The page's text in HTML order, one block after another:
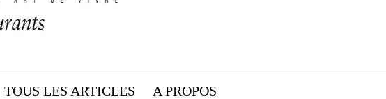
TOUS LES ARTICLES A PROPOS